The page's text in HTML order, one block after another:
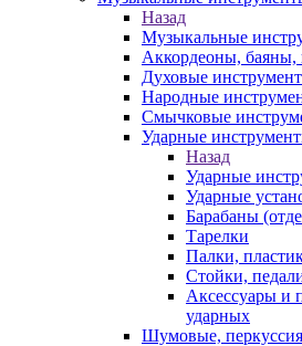
Назад
Музыкальные
Аккордеоны, баяны,
Духовые
Народные
Смычковые
Ударные
Назад
Ударные
Ударные
Барабаны
Тарелки
Палки,
Стойки,
Аксессуары и
ударных
Шумовые,